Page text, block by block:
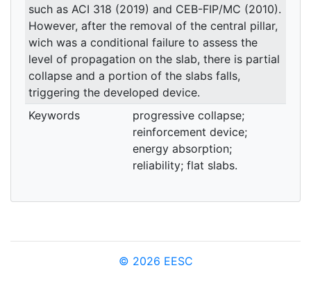
such as ACI 318 (2019) and CEB-FIP/MC (2010).
However, after the removal of the central pillar,
wich was a conditional failure to assess the
level of propagation on the slab, there is partial
collapse and a portion of the slabs falls,
triggering the developed device.
Keywords
progressive collapse;
reinforcement device;
energy absorption;
reliability; flat slabs.
© 2026 EESC